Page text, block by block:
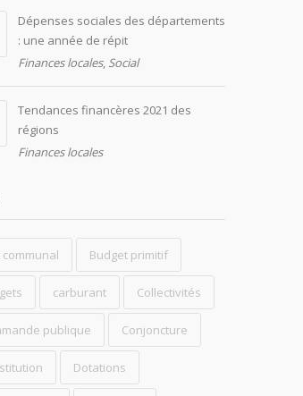
Dépenses sociales des départements
: une année de répit
Finances locales, Social
Tendances financères 2021 des
régions
Finances locales
communal Budget primitif
carburant Collectivités
publique Conjoncture
Dotations